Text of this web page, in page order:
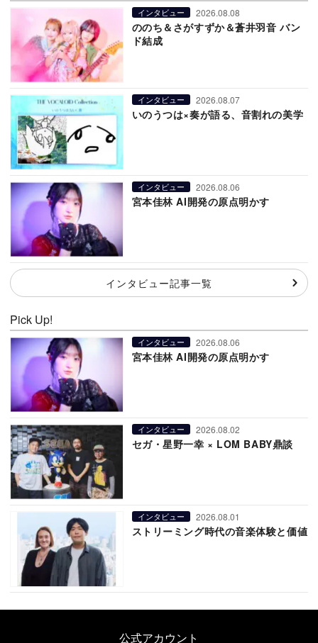
インタビュー 2026.08.08
ののち＆さがすずか＆蒼井羽音 バン
ド結成
インタビュー 2026.08.07
いのうつは×奏が語る、音割れの美学
インタビュー 2026.08.06
宮本佳林 AI開発の原点明かす
インタビュー記事一覧
Pick Up!
インタビュー 2026.08.06
宮本佳林 AI開発の原点明かす
インタビュー 2026.08.02
セガ・星野一幸 × LOM BABY鼎談
インタビュー 2026.08.01
ストリーミング時代の音楽体験と価値
公式アカウント